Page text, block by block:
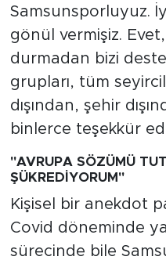
Samsunsporluyuz. İyi
gönül vermişiz.
durmadan bizi
grupları, tüm
dışından, şehir
binlerce teşekkür
"AVRUPA SÖZÜMÜ
ŞÜKREDİYORUM"
Kişisel bir anekdot
Covid döneminde
sürecinde bile